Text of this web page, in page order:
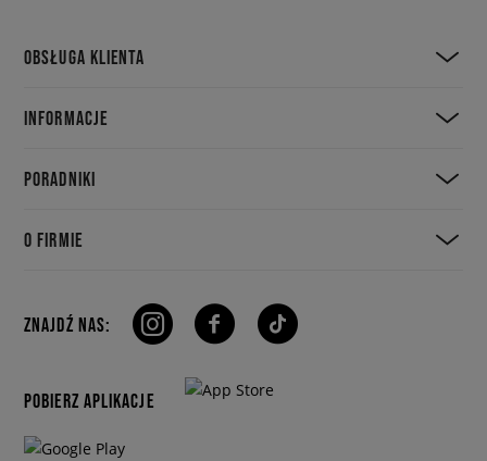
OBSŁUGA KLIENTA
INFORMACJE
PORADNIKI
O FIRMIE
ZNAJDŹ NAS:
POBIERZ APLIKACJE